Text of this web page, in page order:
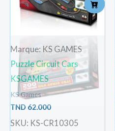
Marque: KS GAMES
Puzzle Circuit Cars
KSGAMES
KS Games
TND 62.000
SKU: KS-CR10305